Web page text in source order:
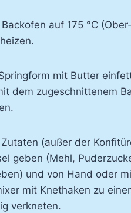
Back­ofen auf 175 °C
mit But­ter
dem zu­ge­schnit­te­nem
(au­ßer der
ge­ben (Mehl,
und von Hand oder
mit Knetha­ken zu
ver­kne­ten.